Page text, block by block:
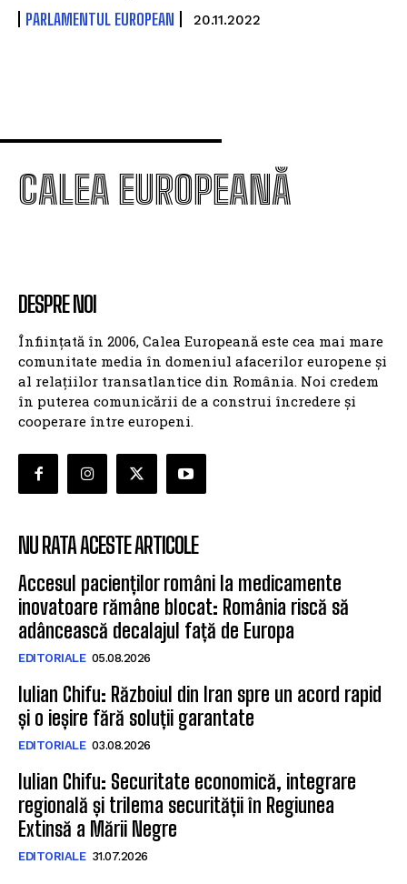
PARLAMENTUL EUROPEAN 20.11.2022
CALEA EUROPEANĂ
DESPRE NOI
Înființată în 2006, Calea Europeană este cea mai mare
comunitate media în domeniul afacerilor europene și
al relațiilor transatlantice din România. Noi credem
în puterea comunicării de a construi încredere și
cooperare între europeni.
NU RATA ACESTE ARTICOLE
Accesul pacienților români la medicamente
inovatoare rămâne blocat: România riscă să
adâncească decalajul față de Europa
EDITORIALE 05.08.2026
Iulian Chifu: Războiul din Iran spre un acord rapid
și o ieșire fără soluții garantate
EDITORIALE 03.08.2026
Iulian Chifu: Securitate economică, integrare
regională și trilema securității în Regiunea
Extinsă a Mării Negre
EDITORIALE 31.07.2026